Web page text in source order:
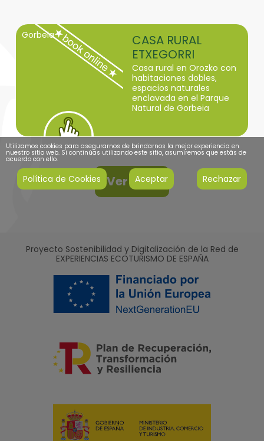
Gorbeia
CASA RURAL
ETXEGORRI
Casa rural en Orozko con
habitaciones dobles,
espacios naturales
enclavada en el Parque
Natural de Gorbeia
Ver más
Proyecto Sostenibilidad y Digitalización de la Red de
EXPERIENCIAS ECOTURISMO DE ESPAÑA
Utilizamos cookies para asegurarnos de brindarnos la mejor experiencia en
nuestro sitio web. Si continúas utilizando este sitio, asumiremos que estás de
acuerdo con ello.
Política de Cookies Aceptar Rechazar